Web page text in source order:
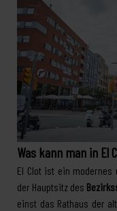
Was kann man in El
El Clot ist ein
der Hauptsitz des
einst das Rathaus der